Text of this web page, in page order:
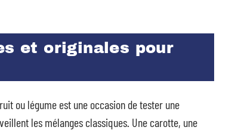
et originales pour
ou légume est une occasion de tester une
les mélanges classiques. Une carotte, une